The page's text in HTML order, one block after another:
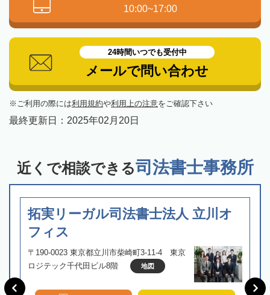
10:00~17:00
24時間いつでも受付中
メールで問い合わせ
ご利用の際には利用規約や利用上の注意をご確認下さい
最終更新日： 2025年02月20日
近くで相談できる司法書士事務所
拓実リーガル司法書士法人 立川オ
フィス
〒190-0023 東京都立川市柴崎町3-11-4 東京
ロジテック千代田ビル8階
地図